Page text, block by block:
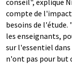
conseil", explique
compte de l'impact
besoins de l'étude.
les enseignants,
sur l'essentiel
n'ont pas pour but